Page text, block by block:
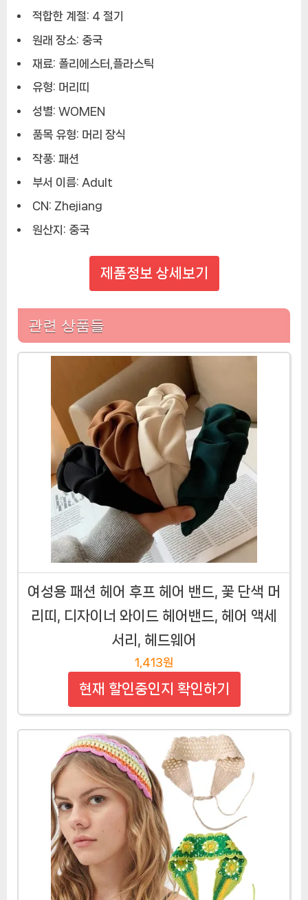
적합한 계절: 4 절기
원래 장소: 중국
재료: 폴리에스터,플라스틱
유형: 머리띠
성별: WOMEN
품목 유형: 머리 장식
작풍: 패션
부서 이름: Adult
CN: Zhejiang
원산지: 중국
제품정보 상세보기
관련 상품들
여성용 패션 헤어 후프 헤어 밴드, 꽃 단색 머
리띠, 디자이너 와이드 헤어밴드, 헤어 액세
서리, 헤드웨어
1,413원
현재 할인중인지 확인하기